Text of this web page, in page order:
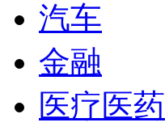
汽车
金融
医疗医药